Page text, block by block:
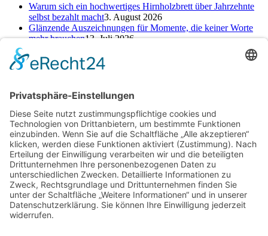
Warum sich ein hochwertiges Hirnholzbrett über Jahrzehnte
selbst bezahlt macht3. August 2026
Glänzende Auszeichnungen für Momente, die keiner Worte
mehr brauchen13. Juli 2026
starten25. Juni 2026
Kategorien
Schlagwörter
Baufinanzierung Beratung Beruf cbd online kaufen Einsparungen Erfahrung
Finanzen Hautpflege Kamin Kinder Konto Kredit Motivation Ofen Pool
Reinigungsdienst
Reise Renovierung Rückgabe Selbst machen Selbstständigkeit
Sparen Sparen im Alltag Sparfuchs Sparkonto Tagesgeld Taschengeld Umtausch
Unterstützung